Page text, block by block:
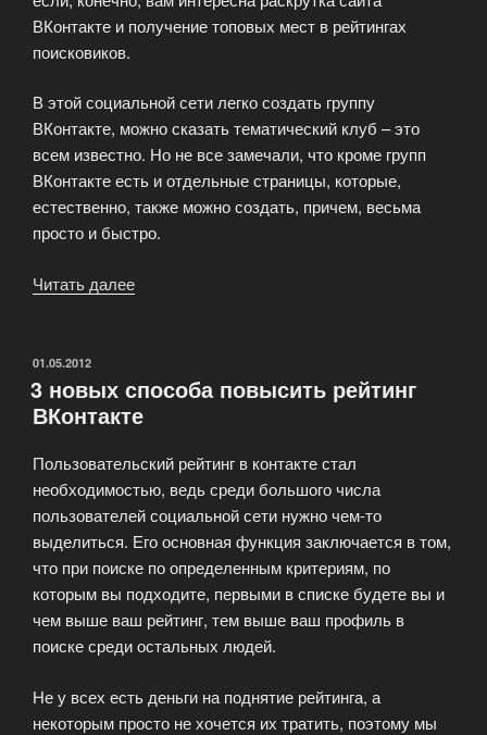
ВКонтакте и получение топовых мест в рейтингах
поисковиков.
В этой социальной сети легко создать группу
ВКонтакте, можно сказать тематический клуб – это
всем известно. Но не все замечали, что кроме групп
ВКонтакте есть и отдельные страницы, которые,
естественно, также можно создать, причем, весьма
просто и быстро.
Читать далее
ВКонтакт»
ОПУБЛИКОВАНО
01.05.2012
3 новых способа повысить рейтинг
ВКонтакте
Пользовательский рейтинг в контакте стал
необходимостью, ведь среди большого числа
пользователей социальной сети нужно чем-то
выделиться. Его основная функция заключается в том,
что при поиске по определенным критериям, по
которым вы подходите, первыми в списке будете вы и
чем выше ваш рейтинг, тем выше ваш профиль в
поиске среди остальных людей.
Не у всех есть деньги на поднятие рейтинга, а
некоторым просто не хочется их тратить, поэтому мы